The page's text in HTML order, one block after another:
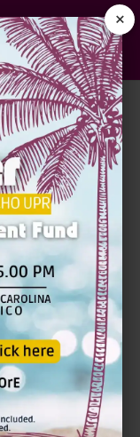
×